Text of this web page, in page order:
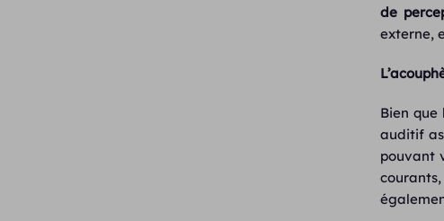
de
externe,
Bien que
auditif
pouvant